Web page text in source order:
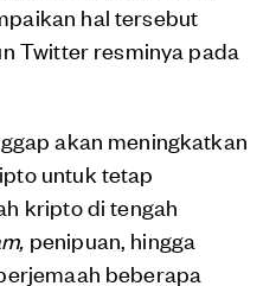
hal tersebut
Twitter resminya pada
akan meningkatkan
untuk tetap
kripto di tengah
penipuan, hingga
beberapa